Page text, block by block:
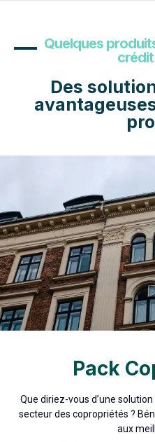
Quelques
Des
Pack
Que diriez-vous d’une
secteur des copropriétés ?
aux